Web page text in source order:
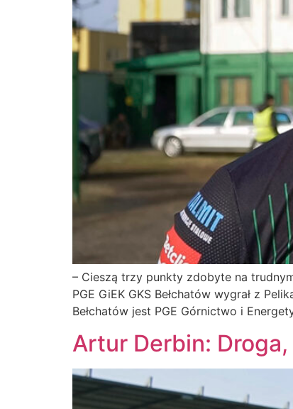
– Cieszą trzy punkty zdobyte na
PGE GiEK GKS Bełchatów wygrał z
Bełchatów jest PGE Górnictwo i Energetyka
Artur Derbin: